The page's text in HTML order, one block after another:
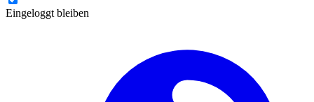
Eingeloggt bleiben